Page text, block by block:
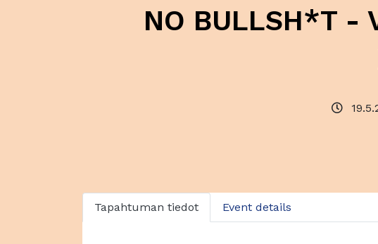
NO BULLSH*T
Tapahtuman tiedot Event details